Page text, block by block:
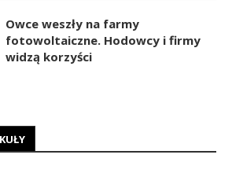
Owce weszły na farmy
fotowoltaiczne. Hodowcy i firmy
widzą korzyści